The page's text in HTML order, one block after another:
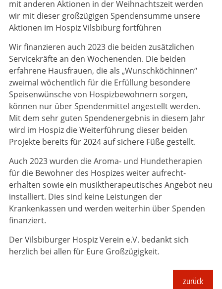
mit anderen Aktionen in der Weihnachtszeit werden
wir mit dieser großzügigen Spendensumme unsere
Aktionen im Hospiz Vilsbiburg fortführen
Wir finanzieren auch 2023 die beiden zusätzlichen
Servicekräfte an den Wochenenden. Die beiden
erfahrene Haus­frauen, die als „Wunschköchinnen“
zweimal wöchentlich für die Erfül­lung beson­de­re
Speisenwünsche von Hospizbewohnern sorgen,
können nur über Spenden­mittel angestellt werden.
Mit dem sehr guten Spendenergebnis in diesem Jahr
wird im Hospiz die Weiterführung dieser beiden
Projekte bereits für 2024 auf sichere Füße gestellt.
Auch 2023 wurden die Aroma- und Hunde­therapien
für die Bewohner des Hospizes weiter aufrecht­
erhalten sowie ein musiktherapeutisches Angebot neu
installiert. Dies sind keine Leistungen der
Krankenkassen und werden weiterhin über Spenden
finanziert.
Der Vilsbiburger Hospiz Verein e.V. bedankt sich
herzlich bei allen für Eure Großzügigkeit.
zurück